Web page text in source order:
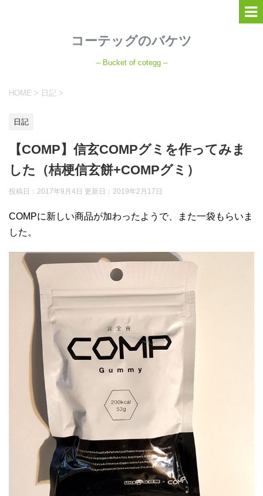
コーテッグのバケツ
– Bucket of cotegg –
HOME > 日記 >
日記
【COMP】信玄COMPグミを作ってみま
した（桔梗信玄餅+COMPグミ）
投稿日：2017年9月4日 更新日： 2019年2月17日
COMPに新しい商品が加わったようで、また一袋もらいま
した。